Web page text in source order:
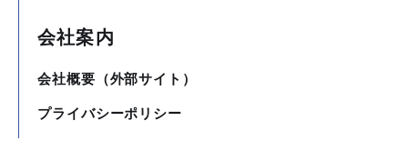
会社案内
会社概要（外部サイト）
プライバシーポリシー